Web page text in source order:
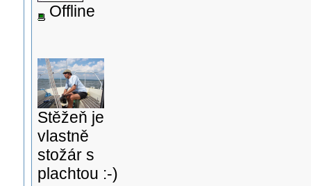
Offline
Stěžeň je
vlastně
stožár s
plachtou :-)